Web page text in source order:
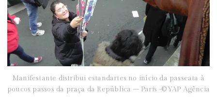
Manifestante distribui estandartes no início da passeata à
poucos passos da praça da República – Paris -©YAP Agência